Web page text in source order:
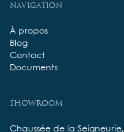
Navigation
À propos
Blog
Contact
Documents
Showroom
Chaussée de la Seigneurie,